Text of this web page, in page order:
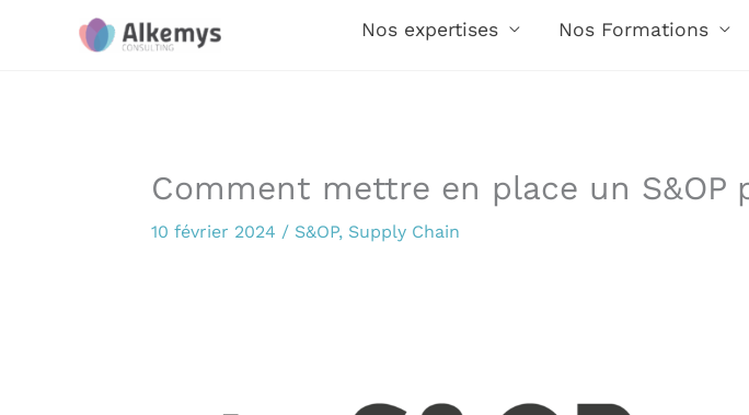
Nos expertises Nos Formations
Comment mettre en place un S&OP
10 février 2024 / S&OP, Supply Chain